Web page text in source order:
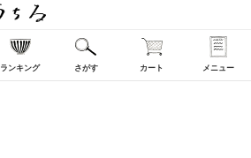
ランキング さがす カート メニュー